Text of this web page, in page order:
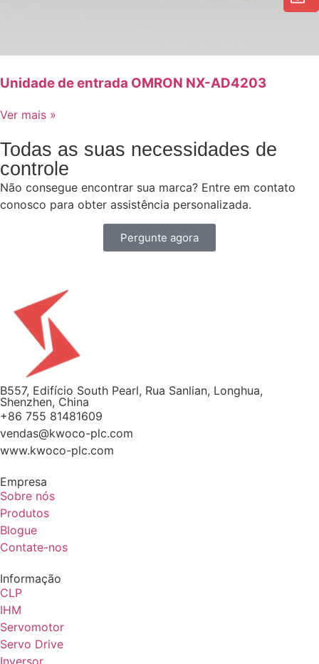
Unidade de entrada OMRON NX-AD4203
Ver mais »
Todas as suas necessidades de
controle
Não consegue encontrar sua marca? Entre em contato
conosco para obter assistência personalizada.
Pergunte agora
B557, Edifício South Pearl, Rua Sanlian, Longhua,
Shenzhen, China
+86 755 81481609
vendas@kwoco-plc.com
www.kwoco-plc.com
Empresa
Sobre nós
Produtos
Blogue
Contate-nos
Informação
CLP
IHM
Servomotor
Servo Drive
Inversor